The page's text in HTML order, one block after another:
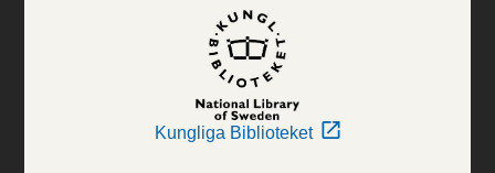
Kungliga Biblioteket